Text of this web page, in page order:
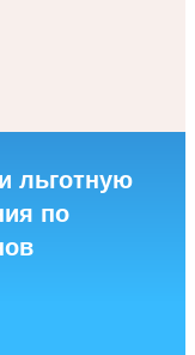
льготную
по